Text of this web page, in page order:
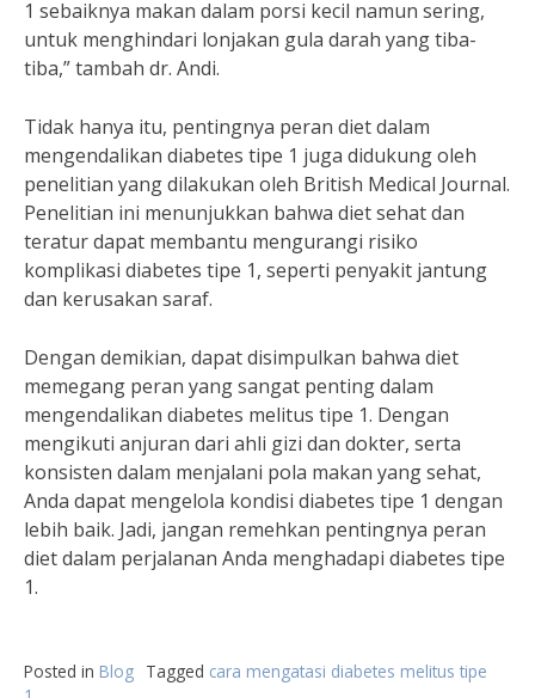
1 sebaiknya makan dalam porsi kecil namun sering,
untuk menghindari lonjakan gula darah yang tiba-
tiba,” tambah dr. Andi.
Tidak hanya itu, pentingnya peran diet dalam
mengendalikan diabetes tipe 1 juga didukung oleh
penelitian yang dilakukan oleh British Medical Journal.
Penelitian ini menunjukkan bahwa diet sehat dan
teratur dapat membantu mengurangi risiko
komplikasi diabetes tipe 1, seperti penyakit jantung
dan kerusakan saraf.
Dengan demikian, dapat disimpulkan bahwa diet
memegang peran yang sangat penting dalam
mengendalikan diabetes melitus tipe 1. Dengan
mengikuti anjuran dari ahli gizi dan dokter, serta
konsisten dalam menjalani pola makan yang sehat,
Anda dapat mengelola kondisi diabetes tipe 1 dengan
lebih baik. Jadi, jangan remehkan pentingnya peran
diet dalam perjalanan Anda menghadapi diabetes tipe
1.
Posted in Blog Tagged cara mengatasi diabetes melitus tipe